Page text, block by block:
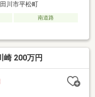
川市平松町
南道路
崎 200万円